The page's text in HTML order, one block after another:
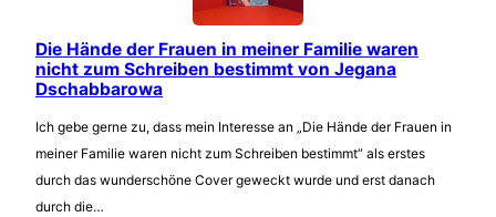
Die Hände der Frauen in meiner Familie waren
nicht zum Schreiben bestimmt von Jegana
Dschabbarowa
Ich gebe gerne zu, dass mein Interesse an „Die Hände der Frauen in
meiner Familie waren nicht zum Schreiben bestimmt“ als erstes
durch das wunderschöne Cover geweckt wurde und erst danach
durch die…